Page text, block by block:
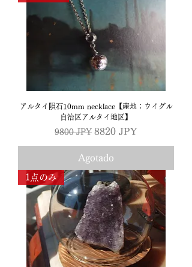
アルタイ隕石10mm necklace【産地：ウイグル
自治区アルタイ地区】
Precio
9800 JPY Precio de oferta
8820 JPY
Agotado
1点のみ